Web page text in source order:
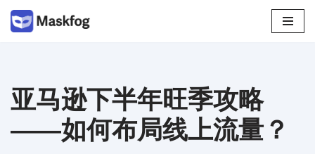
文
亚马逊下半年旺季攻略
——如何布局线上流量？